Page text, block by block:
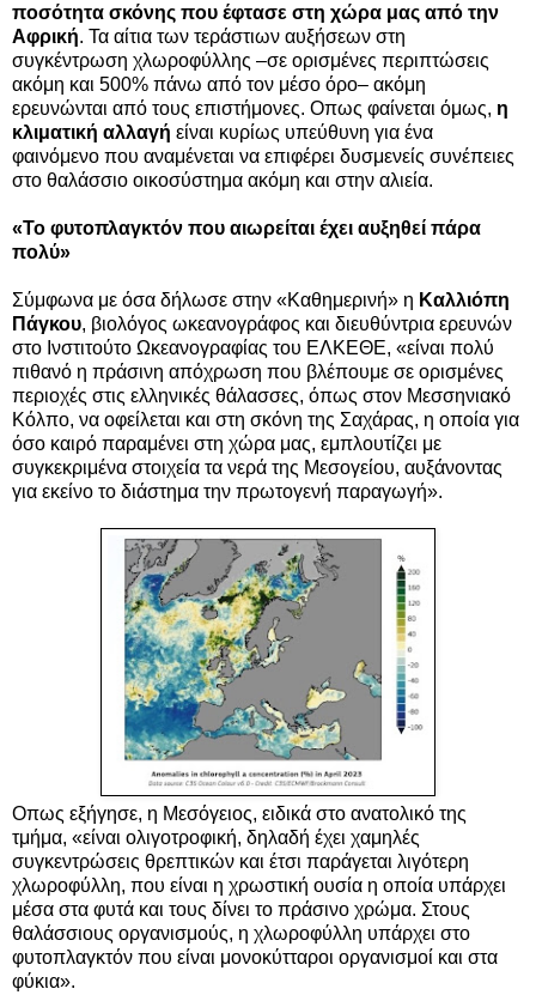
ποσότητα σκόνης που έφτασε στη χώρα μας από την
Αφρική. Τα αίτια των τεράστιων αυξήσεων στη
συγκέντρωση χλωροφύλλης –σε ορισμένες περιπτώσεις
ακόμη και 500% πάνω από τον μέσο όρο– ακόμη
ερευνώνται από τους επιστήμονες. Οπως φαίνεται όμως, η
κλιματική αλλαγή είναι κυρίως υπεύθυνη για ένα
φαινόμενο που αναμένεται να επιφέρει δυσμενείς συνέπειες
στο θαλάσσιο οικοσύστημα ακόμη και στην αλιεία.
«Το φυτοπλαγκτόν που αιωρείται έχει αυξηθεί πάρα
πολύ»
Σύμφωνα με όσα δήλωσε στην «Καθημερινή» η Καλλιόπη
Πάγκου, βιολόγος ωκεανογράφος και διευθύντρια ερευνών
στο Ινστιτούτο Ωκεανογραφίας του ΕΛΚΕΘΕ, «είναι πολύ
πιθανό η πράσινη απόχρωση που βλέπουμε σε ορισμένες
περιοχές στις ελληνικές θάλασσες, όπως στον Μεσσηνιακό
Κόλπο, να οφείλεται και στη σκόνη της Σαχάρας, η οποία για
όσο καιρό παραμένει στη χώρα μας, εμπλουτίζει με
συγκεκριμένα στοιχεία τα νερά της Μεσογείου, αυξάνοντας
για εκείνο το διάστημα την πρωτογενή παραγωγή».
Οπως εξήγησε, η Μεσόγειος, ειδικά στο ανατολικό της
τμήμα, «είναι ολιγοτροφική, δηλαδή έχει χαμηλές
συγκεντρώσεις θρεπτικών και έτσι παράγεται λιγότερη
χλωροφύλλη, που είναι η χρωστική ουσία η οποία υπάρχει
μέσα στα φυτά και τους δίνει το πράσινο χρώμα. Στους
θαλάσσιους οργανισμούς, η χλωροφύλλη υπάρχει στο
φυτοπλαγκτόν που είναι μονοκύτταροι οργανισμοί και στα
φύκια».